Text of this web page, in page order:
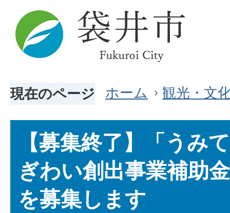
現在のページ ホーム 観光・文
【募集終了】「うみ
ぎわい創出事業補助
を募集します